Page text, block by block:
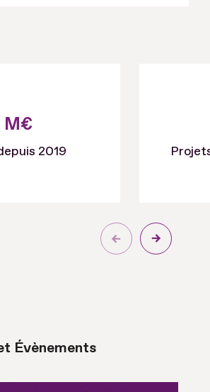
M€
2019
Évènements